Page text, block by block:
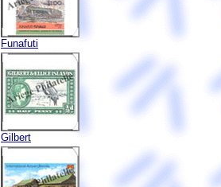
Funafuti
Gilbert